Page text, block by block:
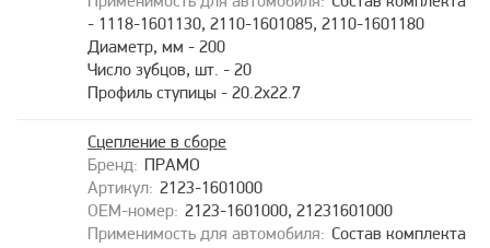
- 1118-1601130, 2110-1601085, 2110-1601180
Диаметр, мм - 200
Число зубцов, шт. - 20
Профиль ступицы - 20.2x22.7
ПРАМО
2123-1601000
2123-1601000, 21231601000
Сцепление в сборе
Состав комплекта